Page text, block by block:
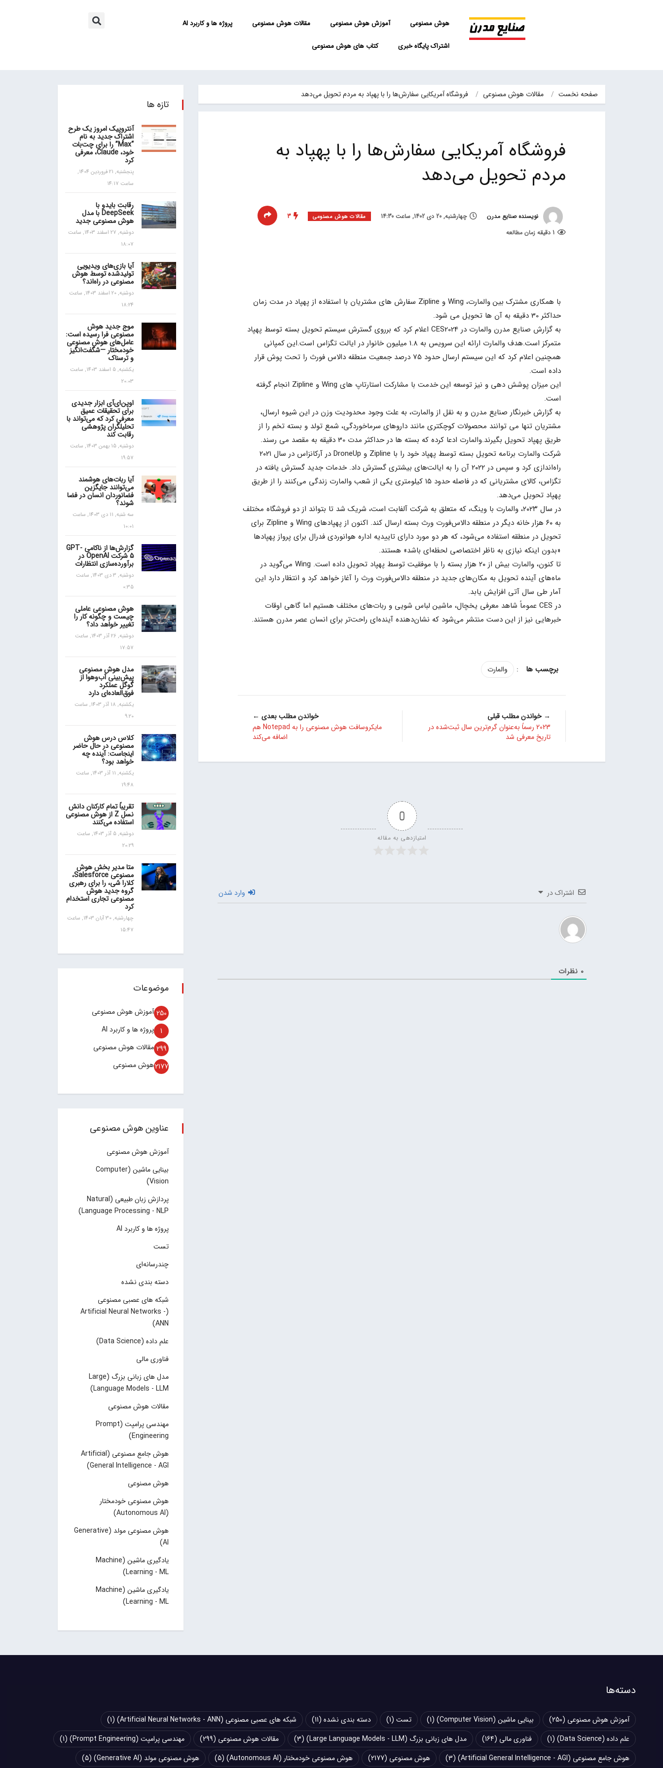
هوش مصنوعی آموزش هوش مصنوعی مقالات هوش مصنوعی پروژه ها و کاربرد AI
اشتراک پایگاه خبری کتاب های هوش مصنوعی
صفحه نخست مقالات هوش مصنوعی فروشگاه‌ آمریکایی سفارش‌ها را با پهپاد به مردم تحویل می‌دهد
فروشگاه‌ آمریکایی سفارش‌ها را با پهپاد به
مردم تحویل می‌دهد
نویسنده صنایع مدرن چهارشنبه, 20 دی 1402, ساعت 14:30 مقالات هوش مصنوعی
3
1 دقیقه زمان مطالعه
با همکاری مشترک بین والمارت، Wing و Zipline سفارش های مشتریان با استفاده از پهپاد در مدت زمان
حداکثر 30 دقیقه به آن ها تحویل می شود.
به گزارش صنایع مدرن والمارت در CES2024 اعلام کرد که برروی گسترش سیستم تحویل بسته توسط پهپاد
متمرکز است.هدف والمارت ارائه این سرویس به 1.8 میلیون خانوار در ایالت تگزاس است.این کمپانی
همچنین اعلام کرد که این سیستم ارسال حدود 75 درصد جمعیت منطقه دالاس فورث را تحت پوش قرار
داده است.
این میزان پوشش دهی و نیز توسعه این خدمت با مشارکت استارتاپ های Wing و Zipline انجام گرفته
است.
به گزارش خبرنگار صنایع مدرن و به نقل از والمارت، به علت وجود محدودیت وزن در این شیوه ارسال،
مشتریان تنها می توانند محصولات کوچکتری مانند داروهای سرماخوردگی، شمع تولد و بسته تخم را از
طریق پهپاد تحویل بگیرند.والمارت ادعا کرده که بسته ها در حداکثر مدت 30 دقیقه به مقصد می رسند.
شرکت والمارت برنامه تحویل بسته توسط پهپاد خود را با Zipline و DroneUp در آرکانزاس در سال ۲۰۲۱
راه‌اندازی کرد و سپس در ۲۰۲۲ آن را به ایالت‌های بیشتری گسترش داد. خدمات جدید گسترش یافته در
تگزاس، کالای مشتریانی که در فاصله حدود ۱۵ کیلومتری یکی از شعب والمارت زندگی می‌کنند را از طریق
پهپاد تحویل می‌دهد.
در سال ۲۰۲۳، والمارت با وینگ، که متعلق به شرکت آلفابت است، شریک شد تا بتواند از دو فروشگاه مختلف
به ۶۰ هزار خانه دیگر در منطقه دالاس‌فورت ورث بسته ارسال کند. اکنون از پهپادهای Wing و Zipline برای
تحویل در منطقه استفاده می‌شود، که هر دو مورد دارای تاییدیه اداره هوانوردی فدرال برای پرواز پهپادها
«بدون اینکه نیازی به ناظر اختصاصی لحظه‌ای باشد» هستند.
تا کنون، والمارت بیش از ۲۰ هزار بسته را با موفقیت توسط پهپاد تحویل داده است. Wing می‌گوید در
ماه‌های آینده تحویل به مکان‌های جدید در منطقه دالاس‌فورت ورث را آغاز خواهد کرد و انتظار دارد این
آمار طی سال آتی افزایش یابد.
در CES عموماً شاهد معرفی یخچال، ماشین لباس شویی و ربات‌های مختلف هستیم اما گاهی اوقات
خبرهایی نیز از این دست منتشر می‌شود که نشان‌دهنده‌ آینده‌ای راحت‌تر برای انسان عصر مدرن هستند.
: والمارت
→ خواندن مطلب قبلی
2023 رسماً به‌عنوان گرم‌ترین سال ثبت‌شده در
تاریخ معرفی شد
خواندن مطلب بعدی ←
مایکروسافت هوش مصنوعی را به Notepad هم
اضافه می‌کند
0
امتیازدهی به مقاله
اشتراک در وارد شدن
0 نظرات
تازه ها
آنتروپیک امروز یک طرح
اشتراک جدید به نام
“Max” را برای چت‌بات
خود، Claude، معرفی
کرد
پنجشنبه, 21 فروردین 1404,
ساعت 14:17
رقابت بایدو با
DeepSeek با مدل
هوش مصنوعی جدید
دوشنبه, 27 اسفند 1403, ساعت
18:07
آیا بازی‌های ویدیویی
تولیدشده توسط هوش
مصنوعی در راه‌اند؟
دوشنبه, 20 اسفند 1403, ساعت
18:24
موج جدید هوش
مصنوعی فرا رسیده است:
عامل‌های هوش مصنوعی
خودمختار —شگفت‌انگیز
و ترسناک
یکشنبه, 5 اسفند 1403, ساعت
20:03
اوپن‌ای‌آی ابزار جدیدی
برای تحقیقات عمیق
معرفی کرد که می‌تواند با
تحلیلگران پژوهشی
رقابت کند
دوشنبه, 15 بهمن 1403, ساعت
19:57
آیا ربات‌های هوشمند
می‌توانند جایگزین
فضانوردان انسان در فضا
شوند؟
سه شنبه, 11 دی 1403, ساعت
10:01
گزارش‌ها از ناکامی GPT-
5 شرکت OpenAI در
برآورده‌سازی انتظارات
دوشنبه, 3 دی 1403, ساعت
0:35
هوش مصنوعی عاملی
چیست و چگونه کار را
تغییر خواهد داد؟
دوشنبه, 26 آذر 1403, ساعت
17:57
مدل هوش مصنوعی
پیش‌بینی آب‌و‌هوا از
گوگل عملکرد
فوق‌العاده‌ای دارد
یکشنبه, 18 آذر 1403, ساعت
9:20
کلاس درس هوش
مصنوعی در حال حاضر
اینجاست: آینده چه
خواهد بود؟
یکشنبه, 11 آذر 1403, ساعت
19:48
تقریباً تمام کارکنان دانش
نسل Z از هوش مصنوعی
استفاده می‌کنند
دوشنبه, 5 آذر 1403, ساعت
20:29
متا مدیر بخش هوش
مصنوعی Salesforce،
کلارا شی، را برای رهبری
گروه جدید هوش
مصنوعی تجاری استخدام
کرد
چهارشنبه, 30 آبان 1403, ساعت
15:47
موضوعات
آموزش هوش مصنوعی 250
پروژه ها و کاربرد AI 1
مقالات هوش مصنوعی 299
هوش مصنوعی2177
عناوین هوش مصنوعی
آموزش هوش مصنوعی
بینایی ماشین (Computer
Vision)
پردازش زبان طبیعی (Natural
Language Processing - NLP)
پروژه ها و کاربرد AI
تست
چند‌‌رسانه‌ای
دسته بندی نشده
شبکه های عصبی مصنوعی
(Artificial Neural Networks -
ANN)
علم داده (Data Science)
فناوری مالی
مدل های زبانی بزرگ (Large
Language Models - LLM)
مقالات هوش مصنوعی
مهندسی پرامپت (Prompt
Engineering)
هوش جامع مصنوعی (Artificial
General Intelligence - AGI)
هوش مصنوعی
هوش مصنوعی خودمختار
(Autonomous AI)
هوش مصنوعی مولد (Generative
AI)
یادگیری ماشین (Machine
Learning - ML)
یادگیری ماشین (Machine
Learning - ML)
دسته‌ها
آموزش هوش مصنوعی (250) بینایی ماشین (Computer Vision) (1) تست (1) دسته بندی نشده (11) شبکه های عصبی مصنوعی (Artificial Neural Networks - ANN)
(1)
علم داده (Data Science)
(1) فناوری مالی (164) مدل های زبانی بزرگ (Large Language Models - LLM) (3) مقالات هوش مصنوعی (299) مهندسی پرامپت (Prompt Engineering)
(1)
هوش جامع مصنوعی (Artificial General Intelligence - AGI)
(3) هوش مصنوعی (2177) هوش مصنوعی خودمختار (Autonomous AI) (5) هوش مصنوعی مولد (Generative AI) (5)